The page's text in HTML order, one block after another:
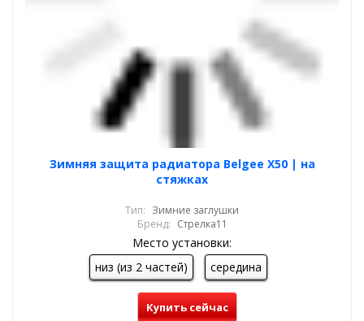
Зимняя защита радиатора Belgee X50 | на
стяжках
Тип: Зимние заглушки
Бренд: Стрелка11
Место установки:
низ (из 2 частей)
середина
Купить сейчас